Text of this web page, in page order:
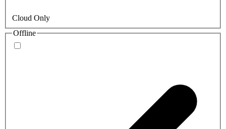
Cloud Only
Offline